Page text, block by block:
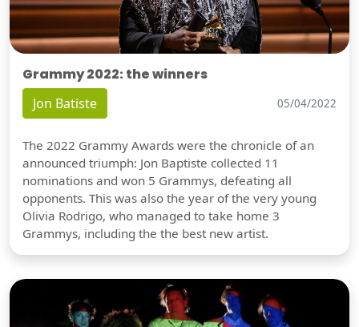
Grammy 2022: the winners
Jon Batiste 05/04/2022
The 2022 Grammy Awards were the chronicle of an
announced triumph: Jon Baptiste collected 11
nominations and won 5 Grammys, defeating all
opponents. This was also the year of the very young
Olivia Rodrigo, who managed to take home 3
Grammys, including the the best new artist.